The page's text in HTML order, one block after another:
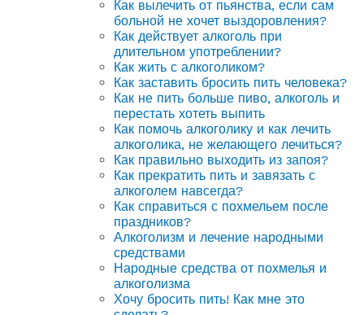
Как вылечить от пьянства, если сам
больной не хочет выздоровления?
Как действует алкоголь при
длительном употреблении?
Как жить с алкоголиком?
Как заставить бросить пить человека?
Как не пить больше пиво, алкоголь и
перестать хотеть выпить
Как помочь алкоголику и как лечить
алкоголика, не желающего лечиться?
Как правильно выходить из запоя?
Как прекратить пить и завязать с
алкоголем навсегда?
Как справиться с похмельем после
праздников?
Алкоголизм и лечение народными
средствами
Народные средства от похмелья и
алкоголизма
Хочу бросить пить! Как мне это